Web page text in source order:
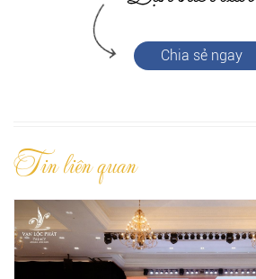
Chia sẻ ngay
Tin liên quan